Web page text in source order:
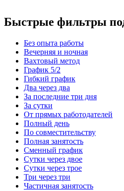
Быстрые фильтры
Без опыта работы
Вечерняя и ночная
Вахтовый метод
График 5/2
Гибкий график
Два через два
За последние три дня
За сутки
От прямых работодателей
Полный день
По совместительству
Полная занятость
Сменный график
Сутки через двое
Сутки через трое
Три через три
Частичная занятость